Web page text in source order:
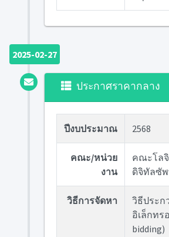
2025-02-27
ประกาศราคากลาง
ปีงบประมาณ 2568
คณะ/หน่วย
งาน
คณะโล
ดิจิทัลซั
วิธีการจัดหา
วิธีประก
อิเล็กทร
bidding)